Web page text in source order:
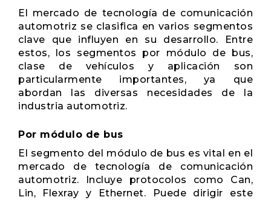
El mercado de tecnología de comunicación
automotriz se clasifica en varios segmentos
clave que influyen en su desarrollo. Entre
estos, los segmentos por módulo de bus,
clase de vehículos y aplicación son
particularmente importantes, ya que
abordan las diversas necesidades de la
industria automotriz.
Por módulo de bus
El segmento del módulo de bus es vital en el
mercado de tecnología de comunicación
automotriz. Incluye protocolos como Can,
Lin, Flexray y Ethernet. Puede dirigir este